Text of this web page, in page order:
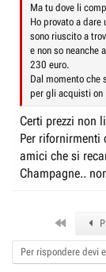
Ma tu dove li
Ho provato a
sono riuscito a
e non so neanche
230 euro.
Dal momento che
per gli acquisti on
Certi prezzi non
Per rifornirmenti
amici che si
Champagne..
Per rispondere devi